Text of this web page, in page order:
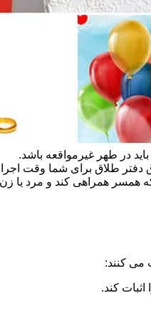
در طهر غیرمواقعه باشد.
طلاق برای شما وقت اجرا
همراهی کند و مرد یا زن
می کنند:
کند.